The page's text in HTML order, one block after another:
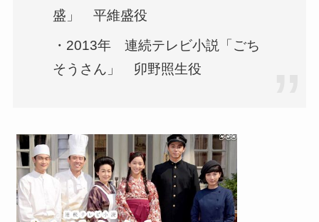
盛」 平維盛役
・2013年 連続テレビ小説「ごち
そうさん」 卯野照生役